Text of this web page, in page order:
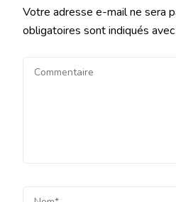
Votre adresse e-mail ne sera
obligatoires sont indiqués avec